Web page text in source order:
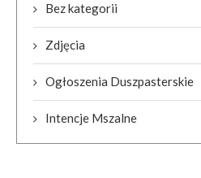
Bez kategorii
Zdjęcia
Ogłoszenia Duszpasterskie
Intencje Mszalne